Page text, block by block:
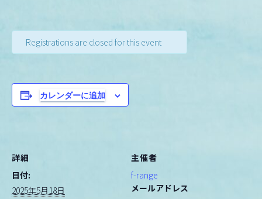
Registrations are closed for this event
カレンダーに追加
詳細
日付:
2025年5月18日
主催者
f-range
メールアドレス